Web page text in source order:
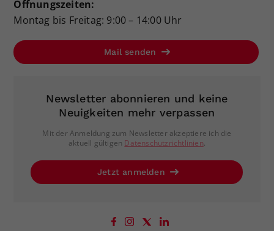
Öffnungszeiten:
Montag bis Freitag: 9:00 – 14:00 Uhr
Mail senden
Newsletter abonnieren und keine
Neuigkeiten mehr verpassen
Mit der Anmeldung zum Newsletter akzeptiere ich die
aktuell gültigen Datenschutzrichtlinien.
Jetzt anmelden